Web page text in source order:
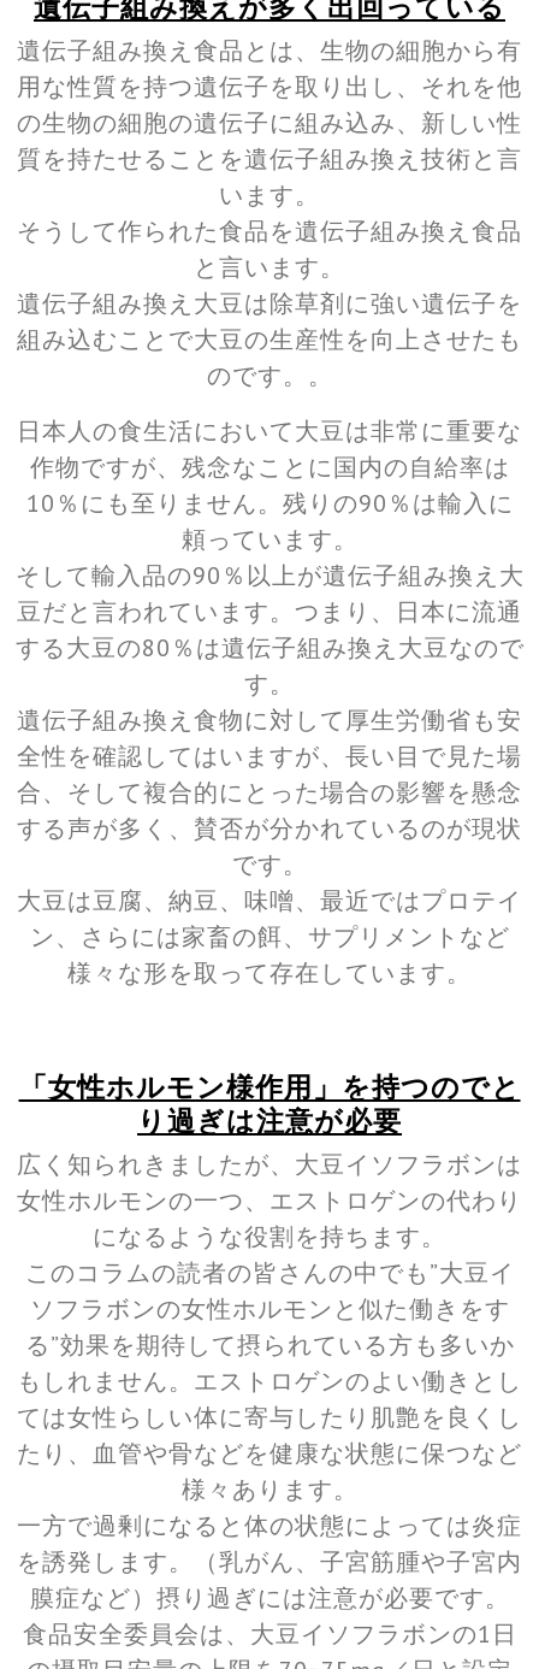
遺伝子組み換え食品とは、生物の細胞から有
用な性質を持つ遺伝子を取り出し、それを他
の生物の細胞の遺伝子に組み込み、新しい性
質を持たせることを遺伝子組み換え技術と言
います。
そうして作られた食品を遺伝子組み換え食品
と言います。
遺伝子組み換え大豆は除草剤に強い遺伝子を
組み込むことで大豆の生産性を向上させたも
のです。。
日本人の食生活において大豆は非常に重要な
作物ですが、残念なことに国内の自給率は
10％にも至りません。残りの90％は輸入に
頼っています。
そして輸入品の90％以上が遺伝子組み換え大
豆だと言われています。つまり、日本に流通
する大豆の80％は遺伝子組み換え大豆なので
す。
遺伝子組み換え食物に対して厚生労働省も安
全性を確認してはいますが、長い目で見た場
合、そして複合的にとった場合の影響を懸念
する声が多く、賛否が分かれているのが現状
です。
大豆は豆腐、納豆、味噌、最近ではプロテイ
ン、さらには家畜の餌、サプリメントなど
様々な形を取って存在しています。
「女性ホルモン様作用」を持つのでと
り過ぎは注意が必要
広く知られきましたが、大豆イソフラボンは
女性ホルモンの一つ、エストロゲンの代わり
になるような役割を持ちます。
このコラムの読者の皆さんの中でも”大豆イ
ソフラボンの女性ホルモンと似た働きをす
る”効果を期待して摂られている方も多いか
もしれません。エストロゲンのよい働きとし
ては女性らしい体に寄与したり肌艶を良くし
たり、血管や骨などを健康な状態に保つなど
様々あります。
一方で過剰になると体の状態によっては炎症
を誘発します。（乳がん、子宮筋腫や子宮内
膜症など）摂り過ぎには注意が必要です。
食品安全委員会は、大豆イソフラボンの1日